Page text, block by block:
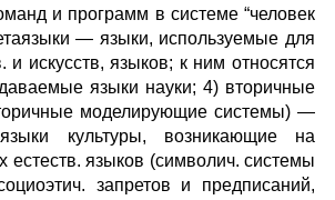
и программ в системе “человек
— языки, используемые для
и искусств, языков; к ним относятся
языки науки; 4) вторичные
моделирующие системы) —
культуры, возникающие на
естеств. языков (символич. системы
запретов и предписаний,